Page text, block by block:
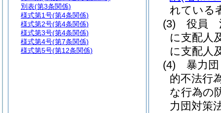
れている
(3)
役員
に支配人
に支配人
(4)
暴力
的不法行
な行為の
力団対策
別表(第3条関係)
様式第1号(第4条関係)
様式第2号(第4条関係)
様式第3号(第4条関係)
様式第4号(第7条関係)
様式第5号(第12条関係)